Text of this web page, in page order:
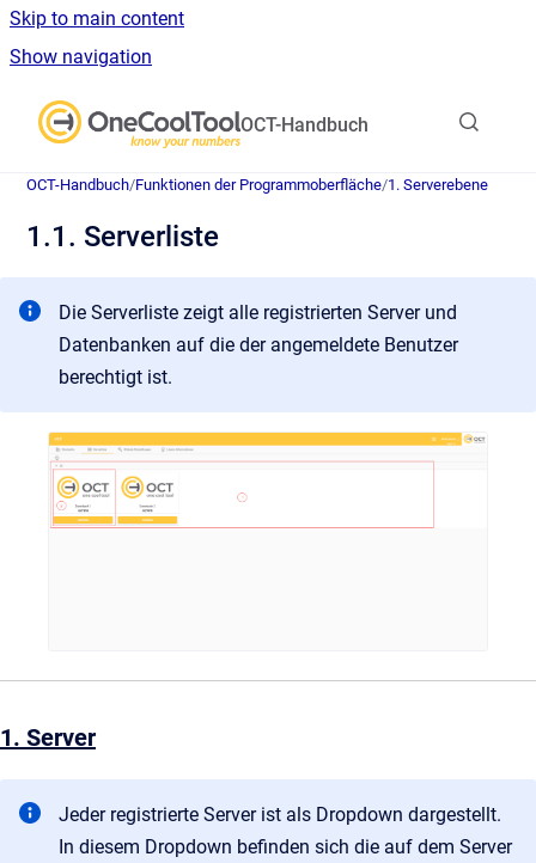
Skip to main content
Show navigation
OCT-Handbuch
OCT-Handbuch/Funktionen der Programmoberfläche/1. Serverebene
1.1. Serverliste
Die Serverliste zeigt alle registrierten Server und
Datenbanken auf die der angemeldete Benutzer
berechtigt ist.
1. Server
Jeder registrierte Server ist als Dropdown dargestellt.
In diesem Dropdown befinden sich die auf dem Server